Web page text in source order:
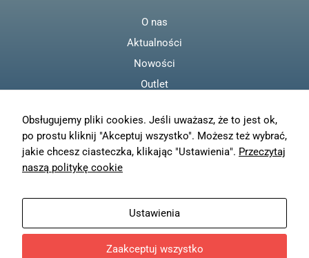
O nas
Aktualności
Nowości
Outlet
Polityka prywatności
Moje konto
Wysyłka
Zwroty
Obsługujemy pliki cookies. Jeśli uważasz, że to jest ok,
po prostu kliknij "Akceptuj wszystko". Możesz też wybrać,
jakie chcesz ciasteczka, klikając "Ustawienia". Przeczytaj
naszą politykę cookie
Ustawienia
Zaakceptuj wszystko